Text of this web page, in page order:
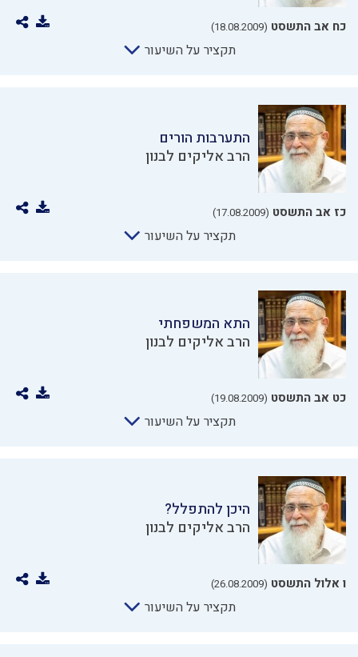
כח אב התשסט (18.08.2009)
תקציר על השיעור
התערבות הורים
הרב אליקים לבנון
כז אב התשסט (17.08.2009)
תקציר על השיעור
התא המשפחתי
הרב אליקים לבנון
כט אב התשסט (19.08.2009)
תקציר על השיעור
היכן להתפלל?
הרב אליקים לבנון
ו אלול התשסט (26.08.2009)
תקציר על השיעור